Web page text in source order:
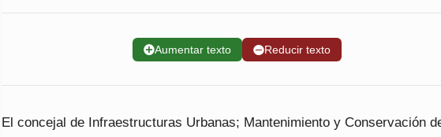
➕Aumentar texto ➖Reducir texto
El concejal de Infraestructuras Urbanas; Mantenimiento y Conservación